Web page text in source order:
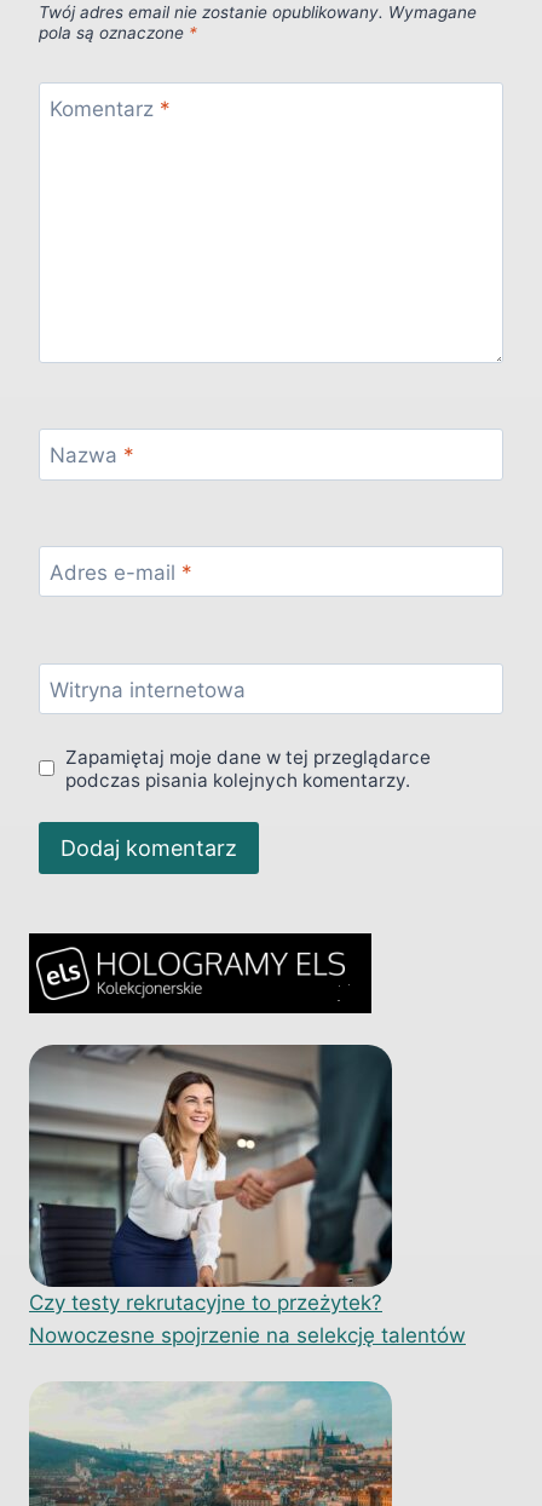
Twój adres email nie zostanie opublikowany. Wymagane
pola są oznaczone *
Komentarz *
Nazwa *
Adres e-mail *
Witryna internetowa
Zapamiętaj moje dane w tej przeglądarce
podczas pisania kolejnych komentarzy.
Czy testy rekrutacyjne to przeżytek?
Nowoczesne spojrzenie na selekcję talentów